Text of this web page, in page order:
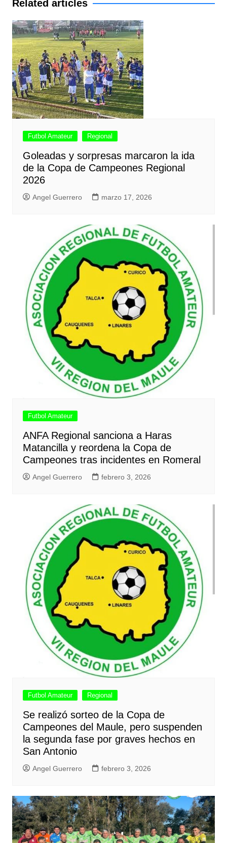
Related articles
Futbol Amateur Regional
Goleadas y sorpresas marcaron la ida
de la Copa de Campeones Regional
2026
Angel Guerrero marzo 17, 2026
Futbol Amateur
ANFA Regional sanciona a Haras
Matancilla y reordena la Copa de
Campeones tras incidentes en Romeral
Angel Guerrero febrero 3, 2026
Futbol Amateur Regional
Se realizó sorteo de la Copa de
Campeones del Maule, pero suspenden
la segunda fase por graves hechos en
San Antonio
Angel Guerrero febrero 3, 2026